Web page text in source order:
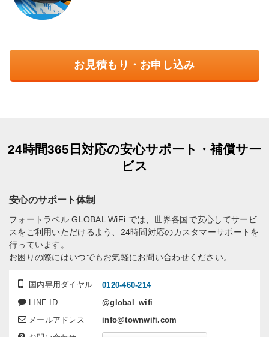
お見積もり・お申し込み
24時間365日対応の安心サポート・補償サー
ビス
安心のサポート体制
国内専用ダイヤル
0120-460-214
LINE ID
@global_wifi
メールアドレス
info@townwifi.com
フォートラベル GLOBAL WiFi では、世界各国で安心してサービ
スをご利用いただけるよう、24時間対応のカスタマーサポートを
行っています。
お困りの際にはいつでもお気軽にお問い合わせください。